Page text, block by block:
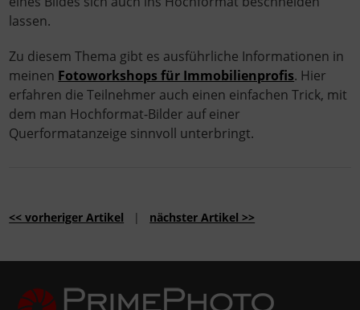
lassen.
Zu diesem Thema gibt es ausführliche Informationen in
meinen Fotoworkshops für Immobilienprofis. Hier
erfahren die Teilnehmer auch einen einfachen Trick, mit
dem man Hochformat-Bilder auf einer
Querformatanzeige sinnvoll unterbringt.
<< vorheriger Artikel | nächster Artikel >>